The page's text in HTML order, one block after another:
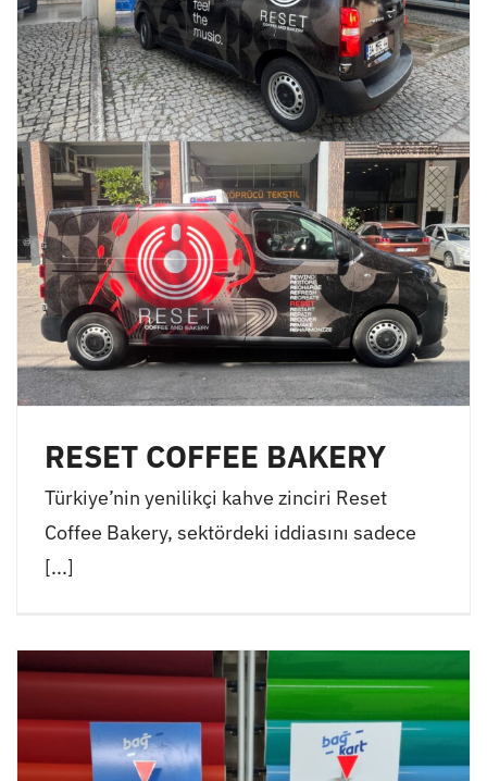
RESET COFFEE BAKERY
Türkiye’nin yenilikçi kahve zinciri Reset
Coffee Bakery, sektördeki iddiasını sadece
[...]